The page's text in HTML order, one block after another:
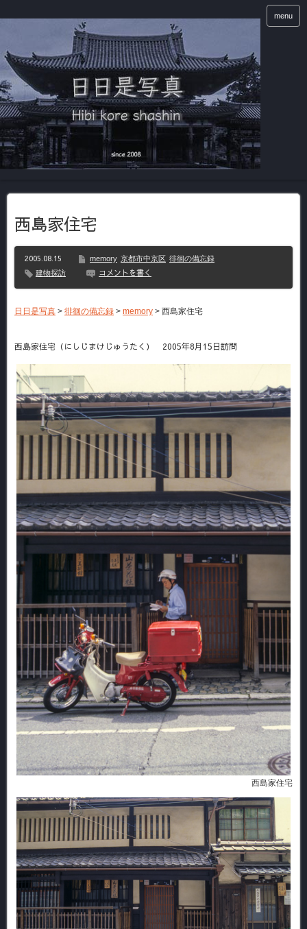
menu
西島家住宅
2005.08.15 memory 京都市中京区 徘徊の備忘録
建物探訪
コメントを書く
日日是写真 > 徘徊の備忘録 > memory > 西島家住宅
西島家住宅（にしじまけじゅうたく） 2005年8月15日訪問
西島家住宅